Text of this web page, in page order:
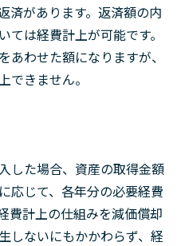
済があります。返済額の内
は経費計上が可能です。
あわせた額になりますが、
できません。
した場合、資産の取得金額
応じて、各年分の必要経費
費計上の仕組みを減価償却
しないにもかかわらず、経